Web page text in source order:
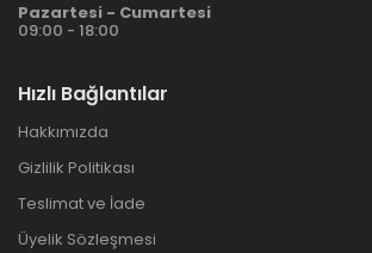
Pazartesi - Cumartesi
09:00 - 18:00
Hızlı Bağlantılar
Hakkımızda
Gizlilik Politikası
Teslimat ve İade
Üyelik Sözleşmesi